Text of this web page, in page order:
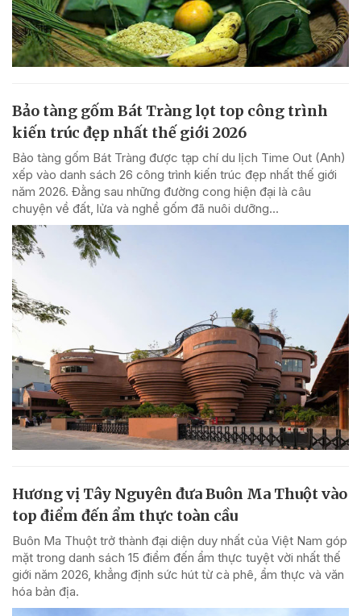
Bảo tàng gốm Bát Tràng lọt top công trình
kiến trúc đẹp nhất thế giới 2026
Bảo tàng gốm Bát Tràng được tạp chí du lịch Time Out (Anh)
xếp vào danh sách 26 công trình kiến trúc đẹp nhất thế giới
năm 2026. Đằng sau những đường cong hiện đại là câu
chuyện về đất, lửa và nghề gốm đã nuôi dưỡng...
Hương vị Tây Nguyên đưa Buôn Ma Thuột vào
top điểm đến ẩm thực toàn cầu
Buôn Ma Thuột trở thành đại diện duy nhất của Việt Nam góp
mặt trong danh sách 15 điểm đến ẩm thực tuyệt vời nhất thế
giới năm 2026, khẳng định sức hút từ cà phê, ẩm thực và văn
hóa bản địa.